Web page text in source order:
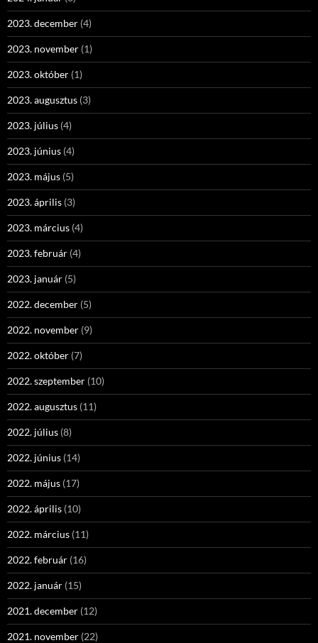
2023. december (4)
2023. november (1)
2023. október (1)
2023. augusztus (3)
2023. július (4)
2023. június (4)
2023. május (5)
2023. április (3)
2023. március (4)
2023. február (4)
2023. január (5)
2022. december (5)
2022. november (9)
2022. október (7)
2022. szeptember (10)
2022. augusztus (11)
2022. július (8)
2022. június (14)
2022. május (17)
2022. április (10)
2022. március (11)
2022. február (16)
2022. január (15)
2021. december (12)
2021. november (22)